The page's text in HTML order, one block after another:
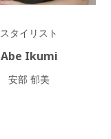
スタイリスト
Abe Ikumi
安部 郁美